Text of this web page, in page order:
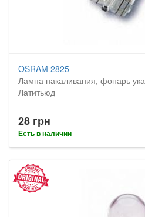
OSRAM 2825
Лампа накаливания, фонарь
Латитьюд
28 грн
Есть в наличии